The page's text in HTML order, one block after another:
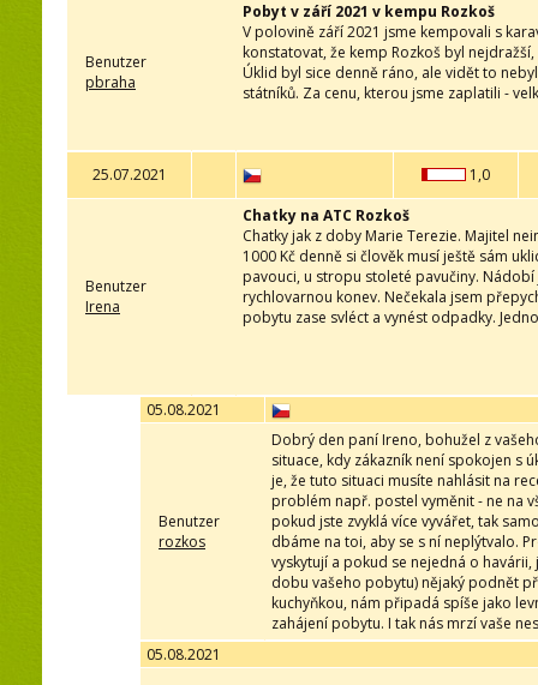
Benutzer
pbraha
Pobyt v září 2021 v kempu Rozkoš
V polovině září 2021 jsme kempovali s
konstatovat, že kemp Rozkoš byl
Úklid byl sice denně ráno, ale vidět to
státníků. Za cenu, kterou jsme zaplatili -
25.07.2021 1,0
Benutzer
Irena
Chatky na ATC Rozkoš
Chatky jak z doby Marie Terezie. Majitel
1000 Kč denně si člověk musí ještě sám
pavouci, u stropu stoleté pavučiny.
rychlovarnou konev. Nečekala jsem
pobytu zase svléct a vynést odpadky.
05.08.2021
Benutzer
rozkos
Dobrý den paní Ireno, bohužel z
situace, kdy zákazník není spokojen s
je, že tuto situaci musíte nahlásit na
problém např. postel vyměnit - ne na
pokud jste zvyklá více vyvářet, tak
dbáme na toi, aby se s ní neplýtvalo.
vyskytují a pokud se nejedná o
dobu vašeho pobytu) nějaký podnět
kuchyňkou, nám připadá spíše jako
zahájení pobytu. I tak nás mrzí vaše
05.08.2021